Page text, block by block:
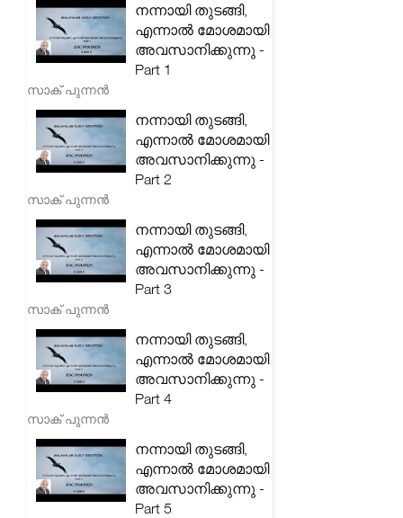
നന്നായി തുടങ്ങി,
എന്നാൽ മോശമായി
അവസാനിക്കുന്നു -
Part 1
സാക് പുന്നൻ
നന്നായി തുടങ്ങി,
എന്നാൽ മോശമായി
അവസാനിക്കുന്നു -
Part 2
സാക് പുന്നൻ
നന്നായി തുടങ്ങി,
എന്നാൽ മോശമായി
അവസാനിക്കുന്നു -
Part 3
സാക് പുന്നൻ
നന്നായി തുടങ്ങി,
എന്നാൽ മോശമായി
അവസാനിക്കുന്നു -
Part 4
സാക് പുന്നൻ
നന്നായി തുടങ്ങി,
എന്നാൽ മോശമായി
അവസാനിക്കുന്നു -
Part 5